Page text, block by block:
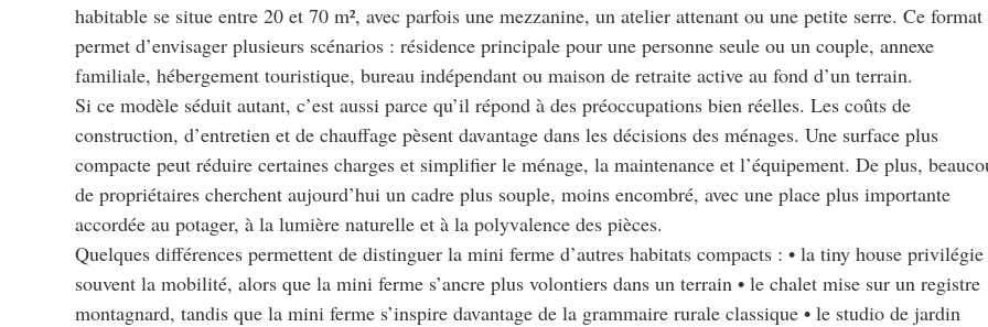
habitable se situe entre 20 et 70 m², avec parfois une mezzanine, un atelier attenant ou une petite serre. Ce format
permet d’envisager plusieurs scénarios : résidence principale pour une personne seule ou un couple, annexe
familiale, hébergement touristique, bureau indépendant ou maison de retraite active au fond d’un terrain.
Si ce modèle séduit autant, c’est aussi parce qu’il répond à des préoccupations bien réelles. Les coûts de
construction, d’entretien et de chauffage pèsent davantage dans les décisions des ménages. Une surface plus
compacte peut réduire certaines charges et simplifier le ménage, la maintenance et l’équipement. De plus,
de propriétaires cherchent aujourd’hui un cadre plus souple, moins encombré, avec une place plus importante
accordée au potager, à la lumière naturelle et à la polyvalence des pièces.
Quelques différences permettent de distinguer la mini ferme d’autres habitats compacts : • la tiny house privilégie
souvent la mobilité, alors que la mini ferme s’ancre plus volontiers dans un terrain • le chalet mise sur un registre
montagnard, tandis que la mini ferme s’inspire davantage de la grammaire rurale classique • le studio de jardin